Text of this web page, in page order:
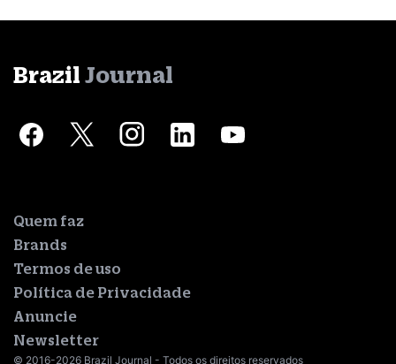
Brazil Journal
Quem faz
Brands
Termos de uso
Política de Privacidade
Anuncie
Newsletter
© 2016-2026 Brazil Journal - Todos os direitos reservados